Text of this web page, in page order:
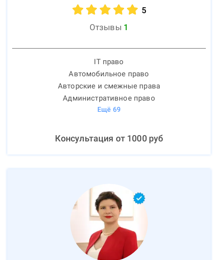
5
Отзывы 1
IT право
Автомобильное право
Авторские и смежные права
Административное право
Ещё 69
Консультация от 1000руб